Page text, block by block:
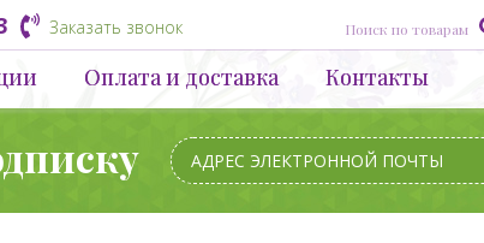
Заказать звонок
Оплата и доставка Контакты